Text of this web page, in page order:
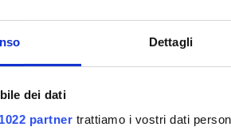
Dettagli
dei dati
partner trattiamo i vostri dati
Alberto Roveda